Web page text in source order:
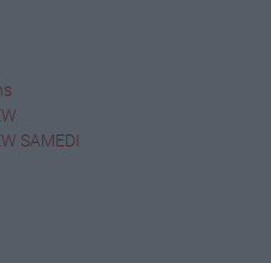
SAMEDI